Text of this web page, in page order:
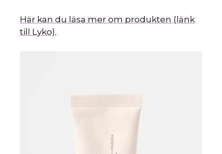
Här kan du läsa mer om produkten (länk
till Lyko).